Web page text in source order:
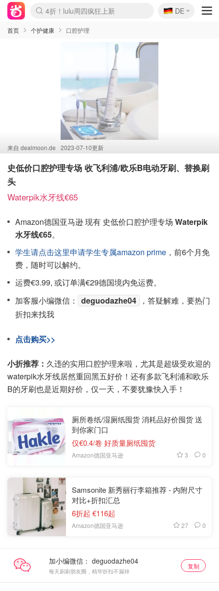
Boticinal 夏促开抢！
4折！lulu周四疯狂上新
还没结束！&OtherStories大促
Joybuy变相75折 随时失效
速领！Stanley独家85折
疑似霸哥！Camper额外叠85折
Zalando 奥莱闪促！每日更新
Moncler反季囤！5折起+叠9折
Coach Brooklyn仅€192
🇩🇪
DE
首页 个护健康 口腔护理
来自 dealmoon.de 2023-07-10更新
史低价口腔护理专场 收飞利浦/欧乐B电动牙刷、替换刷
头
Waterpik水牙线€65
Amazon德国亚马逊 现有 史低价口腔护理专场 Waterpik
水牙线€65。
学生请点击这里申请学生专属amazon prime ，前6个月免
费，随时可以解约。
运费€3.99, 或订单满€29德国境内免运费。
加客服小编微信：
deguodazhe04
，答疑解难，要热门
折扣来找我
点击购买>>
小折推荐： 久违的实用口腔护理来啦，尤其是超级受欢迎的
waterpik水牙线居然重回黑五好价！还有多款飞利浦和欧乐
B的牙刷也是近期好价，仅一天，不要犹豫快入手！
厕所卷纸/湿厕纸囤货 消耗品好价囤货 送
到你家门口
仅€0.4/卷 好质量厕纸囤货
Amazon德国亚马逊 3 0
Samsonite 新秀丽行李箱推荐 - 内附尺寸
对比+折扣汇总
6折起 €116起
Amazon德国亚马逊 27 0
加小编微信：
每天刷刷朋友圈，精华折扣不漏掉
复制